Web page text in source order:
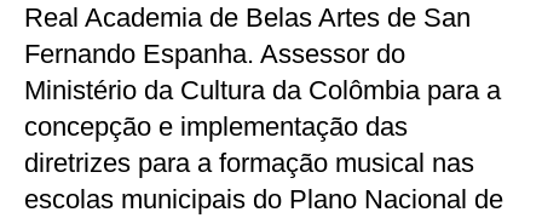
Real Academia de Belas Artes de San
Fernando Espanha. Assessor do
Ministério da Cultura da Colômbia para a
concepção e implementação das
diretrizes para a formação musical nas
escolas municipais do Plano Nacional de